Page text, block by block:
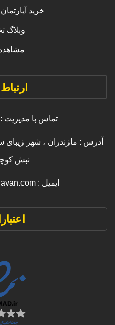
خرید
وبلاگ
تماس با مدیریت : ۳۸ ۲۲۲۲۲ ۰۹۱۱
آدرس : مازندران ، شهر زیبای
نبش
ایمیل : info [@] amlak-navan.com